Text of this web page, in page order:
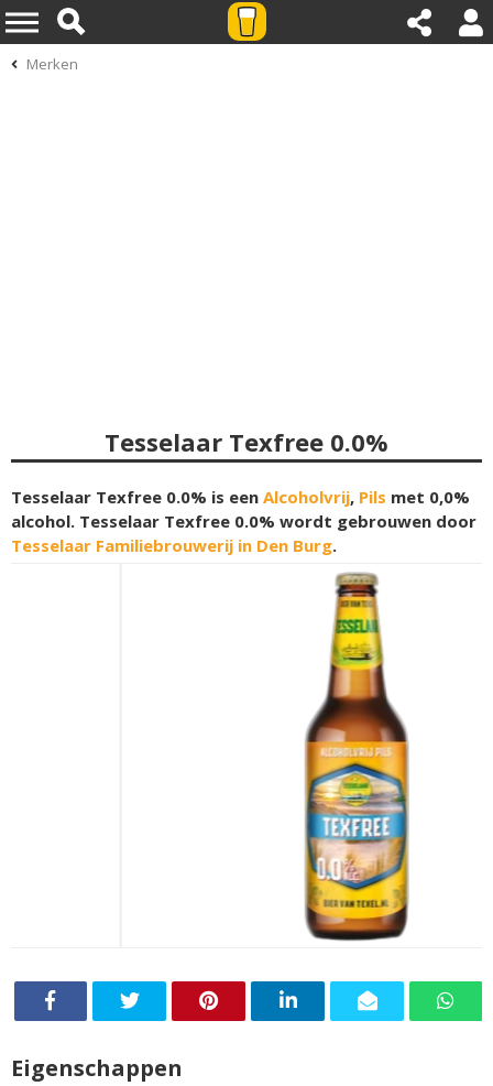
Merken
Tesselaar Texfree 0.0%
Tesselaar Texfree 0.0% is een Alcoholvrij, Pils met 0,0%
alcohol. Tesselaar Texfree 0.0% wordt gebrouwen door
Tesselaar Familiebrouwerij in Den Burg.
Eigenschappen